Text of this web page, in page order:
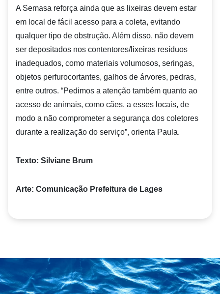
A Semasa reforça ainda que as lixeiras devem estar
em local de fácil acesso para a coleta, evitando
qualquer tipo de obstrução. Além disso, não devem
ser depositados nos contentores/lixeiras resíduos
inadequados, como materiais volumosos, seringas,
objetos perfurocortantes, galhos de árvores, pedras,
entre outros. “Pedimos a atenção também quanto ao
acesso de animais, como cães, a esses locais, de
modo a não comprometer a segurança dos coletores
durante a realização do serviço”, orienta Paula.
Texto: Silviane Brum
Arte: Comunicação Prefeitura de Lages